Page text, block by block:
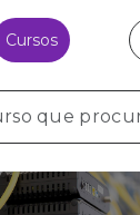
Cursos